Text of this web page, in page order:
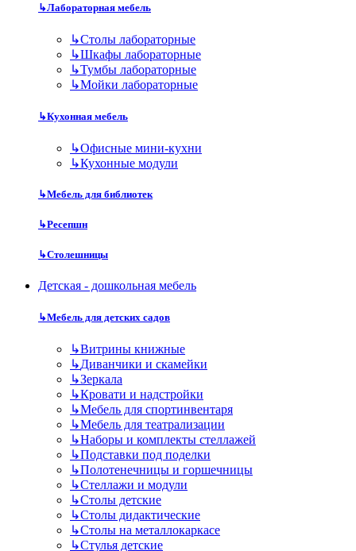
↳Лабораторная мебель
↳Столы лабораторные
↳Шкафы лабораторные
↳Тумбы лабораторные
↳Мойки лабораторные
↳Кухонная мебель
↳Офисные мини-кухни
↳Кухонные модули
↳Мебель для библиотек
↳Ресепшн
↳Столешницы
Детская - дошкольная мебель
↳Мебель для детских садов
↳Витрины книжные
↳Диванчики и скамейки
↳Зеркала
↳Кровати и надстройки
↳Мебель для спортинвентаря
↳Мебель для театрализации
↳Наборы и комплекты стеллажей
↳Подставки под поделки
↳Полотенечницы и горшечницы
↳Стеллажи и модули
↳Столы детские
↳Столы дидактические
↳Столы на металлокаркасе
↳Стулья детские